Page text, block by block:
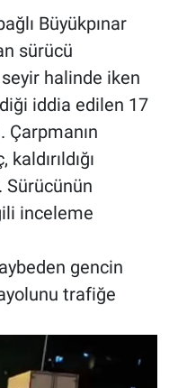
Büyükpınar
sürücü
halinde iken
iddia edilen 17
Çarpmanın
Sürücünün
inceleme
gencin
trafiğe